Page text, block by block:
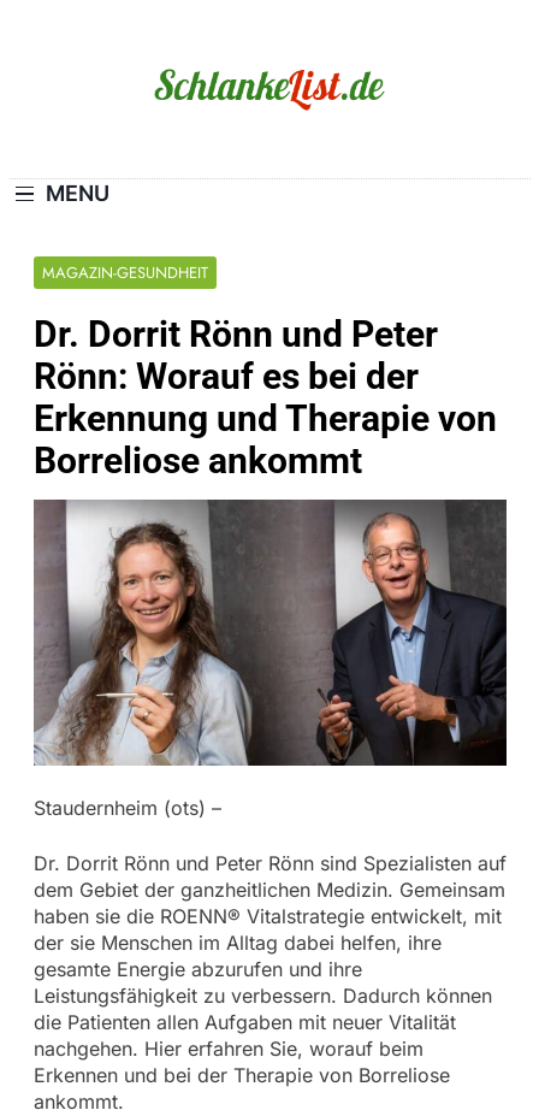
MENU
MAGAZIN-GESUNDHEIT
Dr. Dorrit Rönn und Peter
Rönn: Worauf es bei der
Erkennung und Therapie von
Borreliose ankommt
Staudernheim (ots) –
Dr. Dorrit Rönn und Peter Rönn sind Spezialisten auf
dem Gebiet der ganzheitlichen Medizin. Gemeinsam
haben sie die ROENN® Vitalstrategie entwickelt, mit
der sie Menschen im Alltag dabei helfen, ihre
gesamte Energie abzurufen und ihre
Leistungsfähigkeit zu verbessern. Dadurch können
die Patienten allen Aufgaben mit neuer Vitalität
nachgehen. Hier erfahren Sie, worauf beim
Erkennen und bei der Therapie von Borreliose
ankommt.